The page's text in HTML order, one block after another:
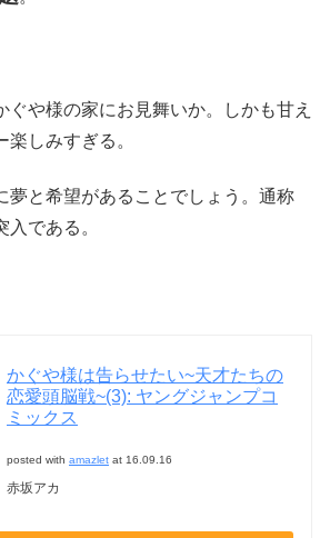
ぐや様の家にお見舞いか。しかも甘え
楽しみすぎる。
夢と希望があることでしょう。通称
入である。
かぐや様は告らせたい~天才たちの
恋愛頭脳戦~(3): ヤングジャンプコ
ミックス
posted with amazlet at 16.09.16
赤坂アカ